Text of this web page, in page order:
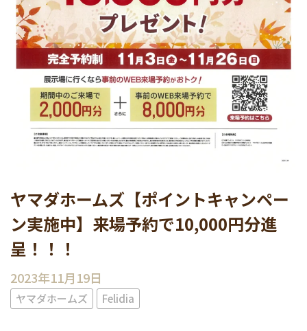
ヤマダホームズ【ポイントキャンペー
ン実施中】来場予約で10,000円分進
呈！！！
2023年11月19日
ヤマダホームズ Felidia